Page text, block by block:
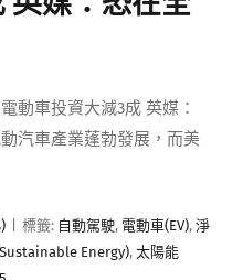
動車投資大減3成 英媒：
汽車產業蓬勃發展，而美
標籤: 自動駕駛, 電動車(EV), 淨
Energy), 太陽能